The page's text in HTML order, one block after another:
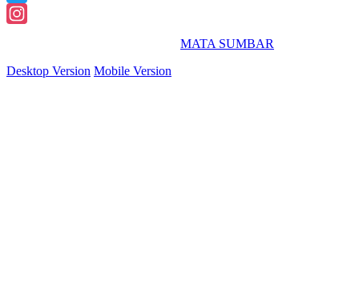
Twitter
MATA SUMBAR
Desktop Version Mobile Version